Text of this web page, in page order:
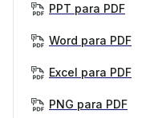
PPT para PDF
Word para PDF
Excel para PDF
PNG para PDF